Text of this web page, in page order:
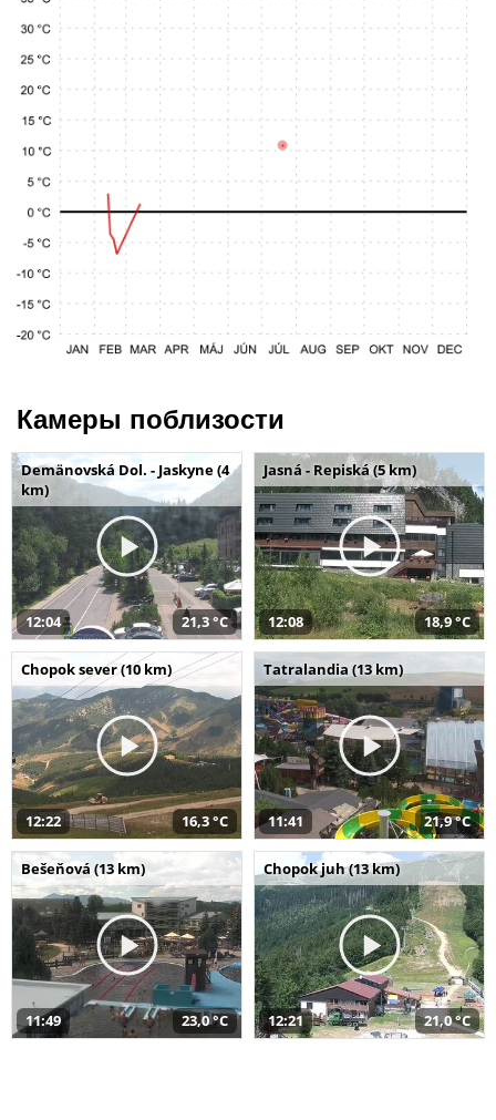
Камеры поблизости
Demänovská Dol. - Jaskyne (4
km)
12:04 21,3 °C
Jasná - Repiská (5 km)
12:08 18,9 °C
Chopok sever (10 km)
12:22 16,3 °C
Tatralandia (13 km)
11:41 21,9 °C
Bešeňová (13 km)
11:49 23,0 °C
Chopok juh (13 km)
12:21 21,0 °C